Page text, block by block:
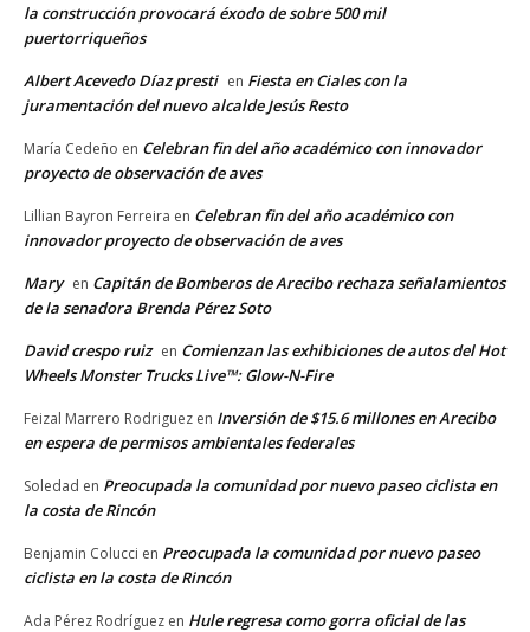
la construcción provocará éxodo de sobre 500 mil
puertorriqueños
Albert Acevedo Díaz presti en Fiesta en Ciales con la
juramentación del nuevo alcalde Jesús Resto
María Cedeño en Celebran fin del año académico con innovador
proyecto de observación de aves
Lillian Bayron Ferreira en Celebran fin del año académico con
innovador proyecto de observación de aves
Mary en Capitán de Bomberos de Arecibo rechaza señalamientos
de la senadora Brenda Pérez Soto
David crespo ruiz en Comienzan las exhibiciones de autos del Hot
Wheels Monster Trucks Live™: Glow-N-Fire
Feizal Marrero Rodriguez en Inversión de $15.6 millones en Arecibo
en espera de permisos ambientales federales
Soledad en Preocupada la comunidad por nuevo paseo ciclista en
la costa de Rincón
Benjamin Colucci en Preocupada la comunidad por nuevo paseo
ciclista en la costa de Rincón
Ada Pérez Rodríguez en Hule regresa como gorra oficial de las